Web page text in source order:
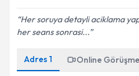
Her soruya detayli aciklama
her seans sonrasi...
Adres 1 Online Görüşme